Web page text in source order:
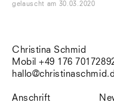
gelauscht am 30.03.2020
Christina Schmid
Mobil +49 176
Anschrift